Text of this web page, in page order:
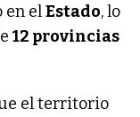
en elEstado, lo
12 provincias
el territorio